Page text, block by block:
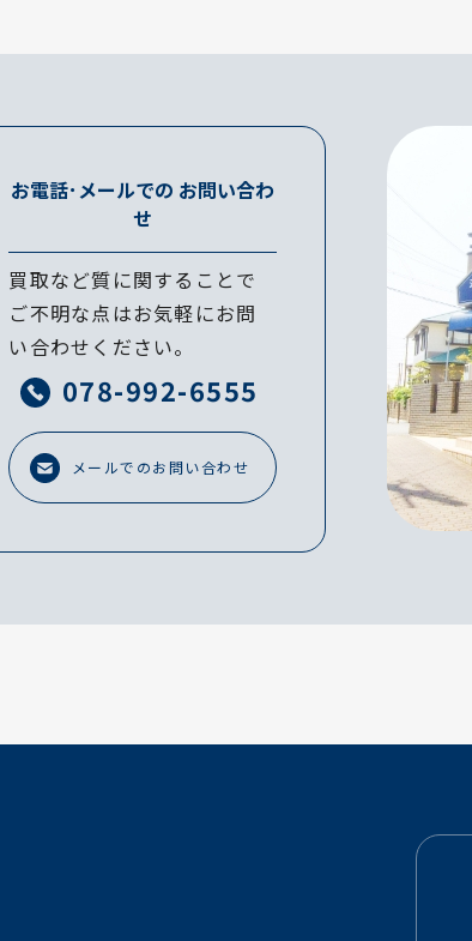
お電話･メールでの お問い合わ
せ
買取など質に関することで
ご不明な点はお気軽にお問
い合わせください。
078-992-6555
メールでのお問い合わせ